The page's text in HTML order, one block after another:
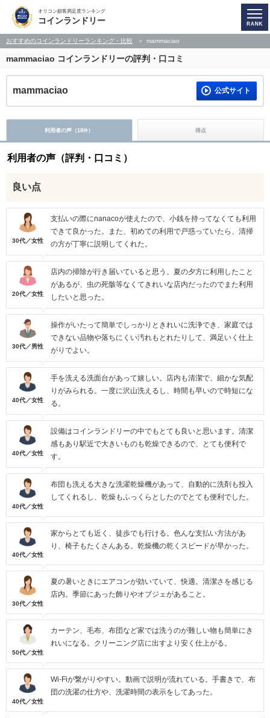
オリコン顧客満足度ランキング
コインランドリー
おすすめのコインランドリーランキング・比較 mammaciao
mammaciao コインランドリーの評判・口コミ
mammaciao 公式サイト
利用者の声（18件） 得点
利用者の声（評判・口コミ）
良い点
30代／女性
支払いの際にnanacoが使えたので、小銭を持ってなくても利用
できて良かった。また、初めての利用で戸惑っていたら、清掃
の方が丁寧に説明してくれた。
20代／女性
店内の掃除が行き届いていると思う。夏の夕方に利用したこと
があるが、虫の死骸等なくてきれいな店内だったのでまた利用
したいと思った。
30代／男性
操作がいたって簡単でしっかりときれいに洗浄でき、家庭では
できない品物や落ちにくい汚れもとれたりして、満足いく仕上
がりでよい。
40代／女性
手を洗える洗面台があって嬉しい。店内も清潔で、細かな気配
りがみられる。一度に沢山洗えるし、時間も早いので時短にな
る。
40代／女性
設備はコインランドリーの中でもとても良いと思います。清潔
感もあり駅近で大きいものも乾燥できるので、とても便利で
す。
40代／女性
布団も洗える大きな洗濯乾燥機があって、自動的に洗剤も投入
してくれるし、乾燥もふっくらとしたのでとても便利でした。
40代／女性
家からとても近く、徒歩でも行ける。色んな支払い方法があ
り、椅子もたくさんある。乾燥機の乾くスピードが早かった。
30代／女性
夏の暑いときにエアコンが効いていて、快適。清潔さを感じる
店内。季節にあった飾りやオブジェがあること。
50代／女性
カーテン、毛布、布団など家では洗うのが難しい物も簡単にき
れいになる。クリーニング店に出すより安く仕上がる。
40代／女性
Wi-Fiが繋がりやすい。動画で説明が流れている。手書きで、布
団の洗濯の仕方や、洗濯時間の表示をしてあった。